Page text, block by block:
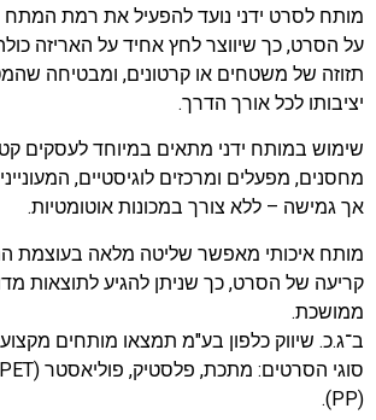
מותח לסרט ידני נועד להפעיל את רמת
על הסרט, כך שיווצר לחץ אחיד על האריזה
תזוזה של משטחים או קרטונים, ומבטיחה
יציבותו לכל אורך הדרך.
שימוש במותח ידני מתאים במיוחד לעסקים
מחסנים, מפעלים ומרכזים לוגיסטיים,
אך גמישה – ללא צורך במכונות אוטומטיות.
מותח איכותי מאפשר שליטה מלאה בעוצמת
קריעה של הסרט, כך שניתן להגיע לתוצאות
ממושכת.
ב־ג.כ. שיווק כלפון בע"מ תמצאו מותחים
(PP).